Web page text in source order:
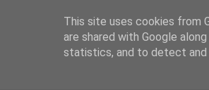
Inicio Aviso Legal
This site uses cookies from
are shared with Google
statistics, and to detect and